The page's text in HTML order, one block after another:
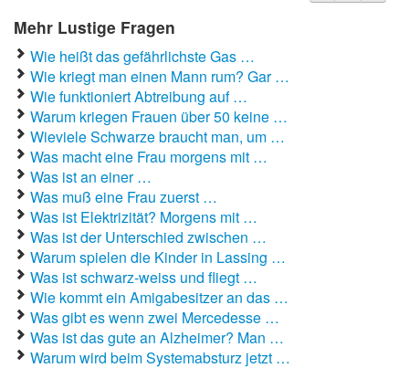
Alle Kinder Sprüche
Anrufbeantworter Ansagen
Antiwitze
Anwaltswitze
Arbeitswitze
Arztwitze
Autoaufkleber Sprüche
Bankerwitze
Bart Simpson Sprüche
Suche
Mehr Lustige Fragen
Wie heißt das gefährlichste Gas …
Wie kriegt man einen Mann rum? Gar …
Wie funktioniert Abtreibung auf …
Warum kriegen Frauen über 50 keine …
Wieviele Schwarze braucht man, um …
Was macht eine Frau morgens mit …
Was ist an einer …
Was muß eine Frau zuerst …
Was ist Elektrizität? Morgens mit …
Was ist der Unterschied zwischen …
Warum spielen die Kinder in Lassing …
Was ist schwarz-weiss und fliegt …
Wie kommt ein Amigabesitzer an das …
Was gibt es wenn zwei Mercedesse …
Was ist das gute an Alzheimer? Man …
Warum wird beim Systemabsturz jetzt …